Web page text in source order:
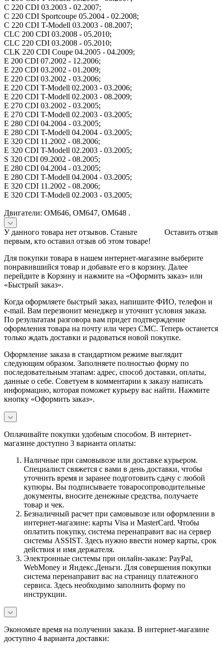
C 220 CDI 03.2003 - 02.2007;
C 220 CDI Sportcoupe 05.2004 - 02.2008;
C 220 CDI T-Modell 03.2003 - 08.2007;
CLC 200 CDI 03.2008 - 05.2010;
CLC 220 CDI 03.2008 - 05.2010;
CLK 220 CDI Coupe 04.2005 - 04.2009;
E 200 CDI 07.2002 - 12.2006;
E 220 CDI 03.2002 - 01.2009;
E 220 CDI 03.2002 - 03.2006;
E 220 CDI T-Modell 02.2003 - 03.2006;
E 220 CDI T-Modell 02.2003 - 08.2009;
E 270 CDI 03.2002 - 03.2005;
E 270 CDI T-Modell 02.2003 - 03.2005;
E 280 CDI 04.2004 - 03.2005;
E 280 CDI T-Modell 04.2004 - 03.2005;
E 320 CDI 11.2002 - 08.2006;
E 320 CDI T-Modell 02.2003 - 03.2005;
S 320 CDI 09.2002 - 08.2005;
E 280 CDI 04.2004 - 03.2005;
E 280 CDI T-Modell 04.2004 - 03.2005;
E 320 CDI 11.2002 - 08.2006;
E 320 CDI T-Modell 02.2003 - 03.2005;
Двигатели: OM646, OM647, OM648 .
Оставить отзыв
У данного товара нет отзывов. Станьте
первым, кто оставил отзыв об этом товаре!
Для покупки товара в нашем интернет-магазине выберите
понравившийся товар и добавьте его в корзину. Далее
перейдите в Корзину и нажмите на «Оформить заказ» или
«Быстрый заказ».
Когда оформляете быстрый заказ, напишите ФИО, телефон и
e-mail. Вам перезвонит менеджер и уточнит условия заказа.
По результатам разговора вам придет подтверждение
оформления товара на почту или через СМС. Теперь останется
только ждать доставки и радоваться новой покупке.
Оформление заказа в стандартном режиме выглядит
следующим образом. Заполняете полностью форму по
последовательным этапам: адрес, способ доставки, оплаты,
данные о себе. Советуем в комментарии к заказу написать
информацию, которая поможет курьеру вас найти. Нажмите
кнопку «Оформить заказ».
Оплачивайте покупки удобным способом. В интернет-
магазине доступно 3 варианта оплаты:
Наличные при самовывозе или доставке курьером.
Специалист свяжется с вами в день доставки, чтобы
уточнить время и заранее подготовить сдачу с любой
купюры. Вы подписываете товаросопроводительные
документы, вносите денежные средства, получаете
товар и чек.
Безналичный расчет при самовывозе или оформлении в
интернет-магазине: карты Visa и MasterCard. Чтобы
оплатить покупку, система перенаправит вас на сервер
системы ASSIST. Здесь нужно ввести номер карты, срок
действия и имя держателя.
Электронные системы при онлайн-заказе: PayPal,
WebMoney и Яндекс.Деньги. Для совершения покупки
система перенаправит вас на страницу платежного
сервиса. Здесь необходимо заполнить форму по
инструкции.
Экономьте время на получении заказа. В интернет-магазине
доступно 4 варианта доставки: